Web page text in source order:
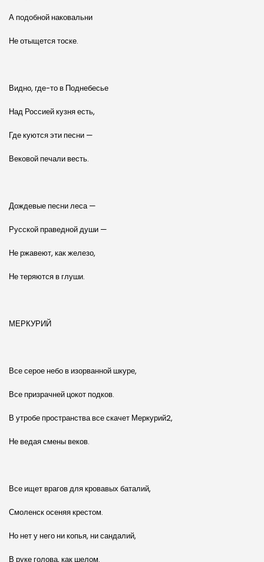
А подобной наковальни
Не отыщется тоске.
Видно, где-то в Поднебесье
Над Россией кузня есть,
Где куются эти песни —
Вековой печали весть.
Дождевые песни леса —
Русской праведной души —
Не ржавеют, как железо,
Не теряются в глуши.
МЕРКУРИЙ
Все серое небо в изорванной шкуре,
Все призрачней цокот подков.
В утробе пространства все скачет Меркурий2,
Не ведая смены веков.
Все ищет врагов для кровавых баталий,
Смоленск осеняя крестом.
Но нет у него ни копья, ни сандалий,
В руке голова, как шелом.